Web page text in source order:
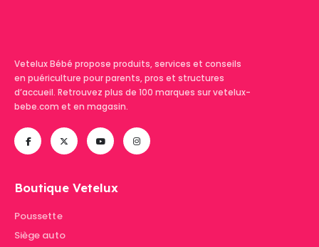
Vetelux Bébé propose produits, services et conseils
en puériculture pour parents, pros et structures
d’accueil. Retrouvez plus de 100 marques sur vetelux-
bebe.com et en magasin.
Boutique Vetelux
Poussette
Siège auto